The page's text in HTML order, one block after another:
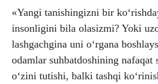
«Yangi tanishingizni bir
insonligini bila olasizmi? Yoki
lashgachgina uni o‘rgana
odamlar suhbatdoshining nafaqat
o‘zini tutishi, balki tashqi